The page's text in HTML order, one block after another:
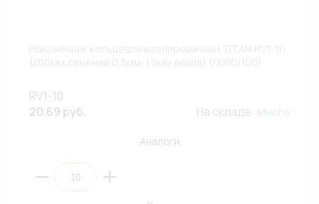
RV1-10
20.69 руб.
На складе: Много
Аналоги